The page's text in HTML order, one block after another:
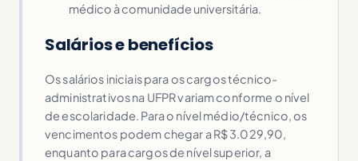
médico à comunidade universitária.
Salários e benefícios
Os salários iniciais para os cargos técnico-
administrativos na UFPR variam conforme o nível
de escolaridade. Para o nível médio/técnico, os
vencimentos podem chegar a R$ 3.029,90,
enquanto para cargos de nível superior, a